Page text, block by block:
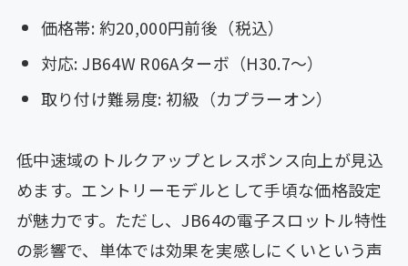
価格帯: 約20,000円前後（税込）
対応: JB64W R06Aターボ（H30.7〜）
取り付け難易度: 初級（カプラーオン）
低中速域のトルクアップとレスポンス向上が見込
めます。エントリーモデルとして手頃な価格設定
が魅力です。ただし、JB64の電子スロットル特性
の影響で、単体では効果を実感しにくいという声